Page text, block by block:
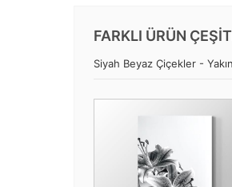
FARKLI ÜRÜN
Siyah Beyaz Çiçekler -